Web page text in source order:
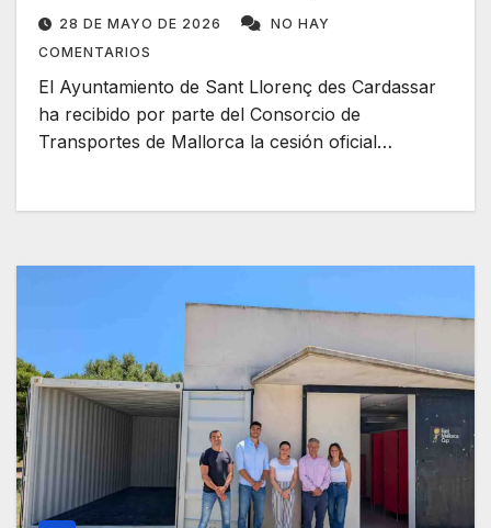
28 DE MAYO DE 2026
NO HAY
COMENTARIOS
El Ayuntamiento de Sant Llorenç des Cardassar
ha recibido por parte del Consorcio de
Transportes de Mallorca la cesión oficial…